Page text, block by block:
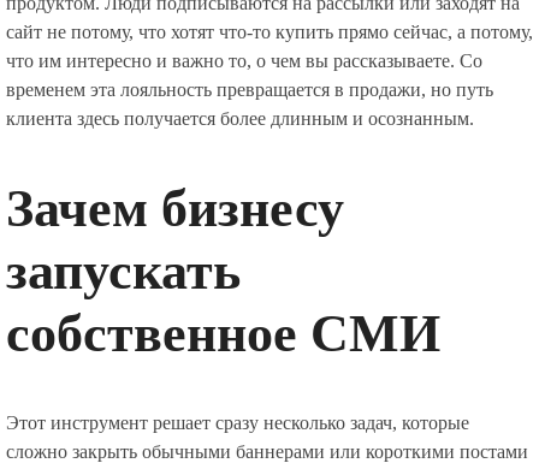
сайт не потому, что хотят что-то купить прямо сейчас, а потому,
что им интересно и важно то, о чем вы рассказываете. Со
временем эта лояльность превращается в продажи, но путь
клиента здесь получается более длинным и осознанным.
Зачем бизнесу
запускать
собственное СМИ
Этот инструмент решает сразу несколько задач, которые
сложно закрыть обычными баннерами или короткими постами